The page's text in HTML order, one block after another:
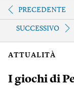
PRECEDENTE
SUCCESSIVO
ATTUALITÀ
I giochi di